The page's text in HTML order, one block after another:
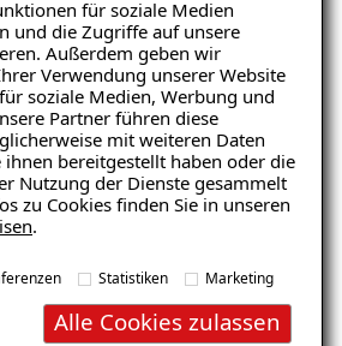
für soziale Medien
und die Zugriffe auf unsere
Außerdem geben wir
Verwendung unserer Website
soziale Medien, Werbung und
Partner führen diese
mit weiteren Daten
ihnen bereitgestellt haben oder die
Nutzung der Dienste gesammelt
zu Cookies finden Sie in unseren
.
Statistiken Marketing
Alle Cookies zulassen
wirkliche Alternative zu Isotec!
rumprobieren, sondern hatte
Qualität. Herr Nijenhuis hat sich
Aufbau des Bodens
andere Handwerker vermittelt.
professionell und